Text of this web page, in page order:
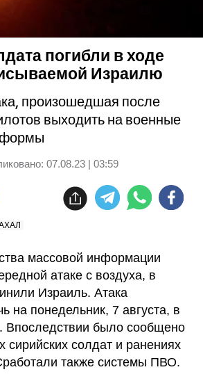
погибли в ходе
Израилю
произошедшая после
выходить на военные
07.08.23 | 03:59
массовой информации
атаке с воздуха, в
Израиль. Атака
на понедельник, 7 августа, в
Впоследствии было сообщено
сирийских солдат и ранениях
также системы ПВО.